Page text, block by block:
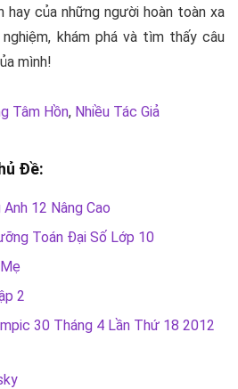
hay của những người hoàn toàn xa
khám phá và tìm thấy câu
mình!
Tâm Hồn, Nhiều Tác Giả
Đề:
12 Nâng Cao
Toán Đại Số Lớp 10
2
30 Tháng 4 Lần Thứ 18 2012